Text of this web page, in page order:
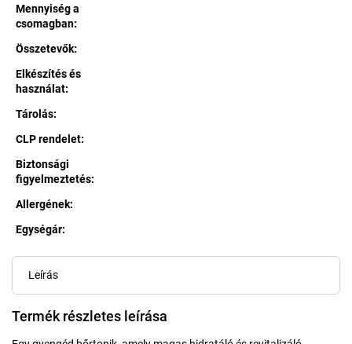
Mennyiség a
csomagban:
Összetevők:
Elkészítés és
használat:
Tárolás:
CLP rendelet:
Biztonsági
figyelmeztetés:
Allergének:
Egységár:
Leírás
Termék részletes leírása